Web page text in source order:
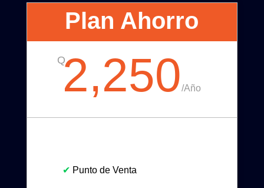
Plan Ahorro
Q2,250/Año
✔ Punto de Venta